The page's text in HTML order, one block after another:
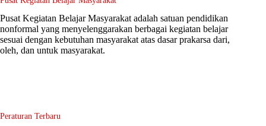
Pusat Kegiatan Belajar Masyarakat adalah satuan pendidikan
nonformal yang menyelenggarakan berbagai kegiatan belajar
sesuai dengan kebutuhan masyarakat atas dasar prakarsa dari,
oleh, dan untuk masyarakat.
Peraturan Terbaru